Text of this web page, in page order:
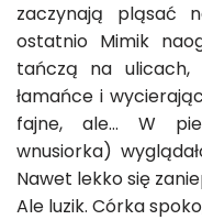
zaczynają pląsać
ostatnio Mimik
tańczą na
łamańce i
fajne, ale… W
wnusiorka)
Nawet lekko się
Ale luzik. Córka